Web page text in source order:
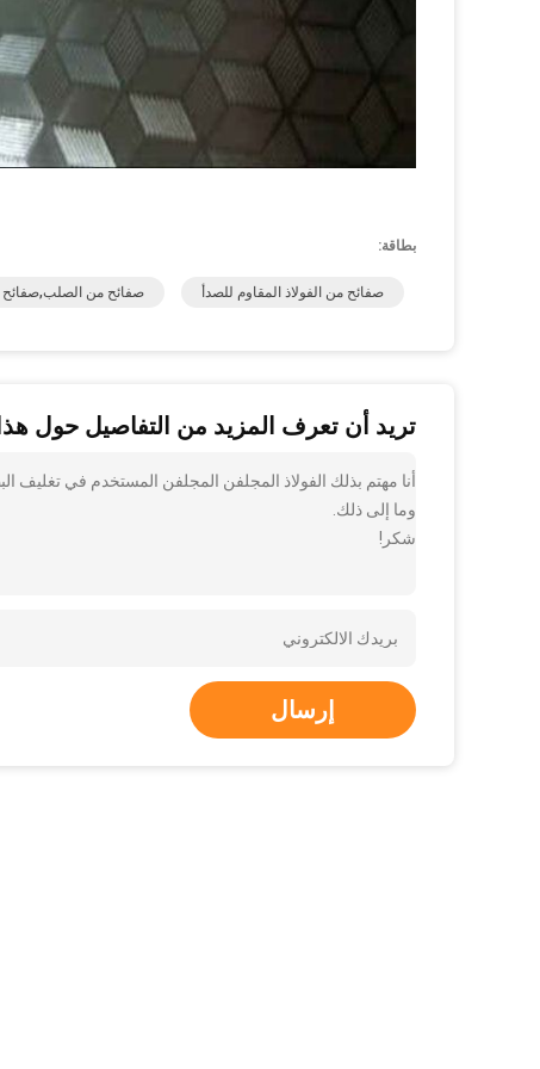
بطاقة:
صفائح من الفولاذ المقاوم للصدأ صفائح من الصلب,صفائح
تريد أن تعرف المزيد من التفاصيل حول هذا
أنا مهتم بذلك الفولاذ المجلفن المجلفن المستخدم في
وما إلى ذلك.
شكر!
إرسال